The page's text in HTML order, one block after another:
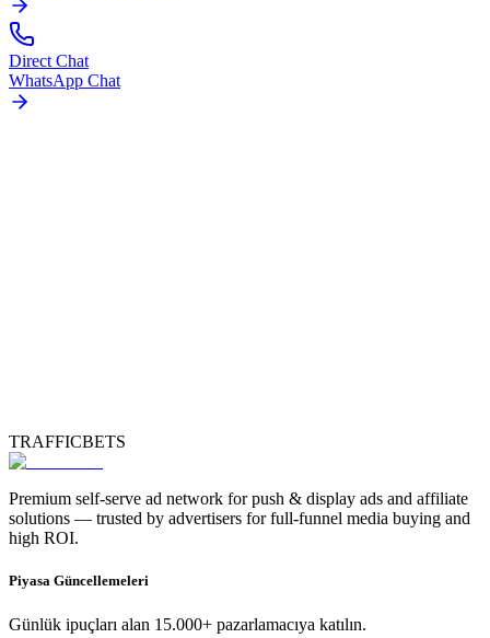
Direct Chat
WhatsApp Chat
TRAFFICBETS
Premium self-serve ad network for push & display ads and affiliate
solutions — trusted by advertisers for full-funnel media buying and
high ROI.
Piyasa Güncellemeleri
Günlük ipuçları alan 15.000+ pazarlamacıya katılın.